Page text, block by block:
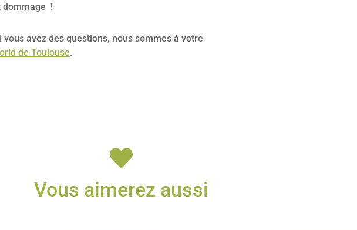
dommage !
avez des questions, nous sommes à votre
de Toulouse.

Vous aimerez aussi